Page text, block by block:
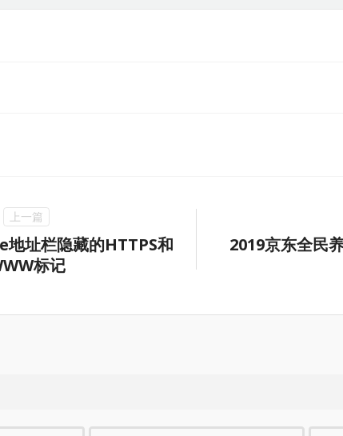
址栏隐藏的HTTPS和
标记
2019京东全民